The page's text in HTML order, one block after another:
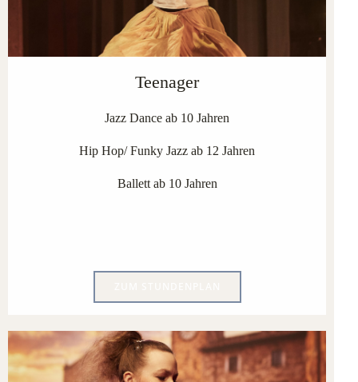
Teenager
Jazz Dance ab 10 Jahren
Hip Hop/ Funky Jazz ab 12 Jahren
Ballett ab 10 Jahren